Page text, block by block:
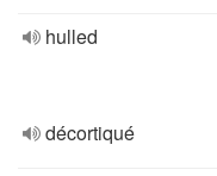
hulled
décortiqué